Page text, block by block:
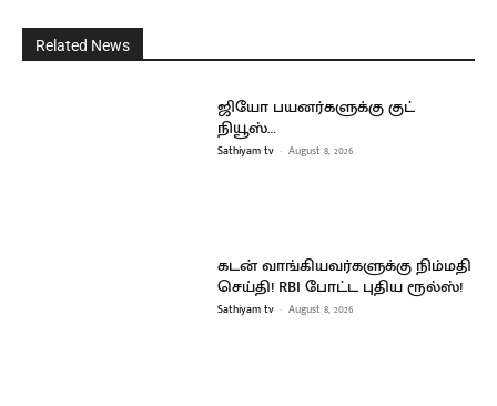
Related News
ஜியோ பயனர்களுக்கு குட்
நியூஸ்…
Sathiyam tv - August 8, 2026
கடன் வாங்கியவர்களுக்கு நிம்மதி
செய்தி! RBI போட்ட புதிய ரூல்ஸ்!
Sathiyam tv - August 8, 2026